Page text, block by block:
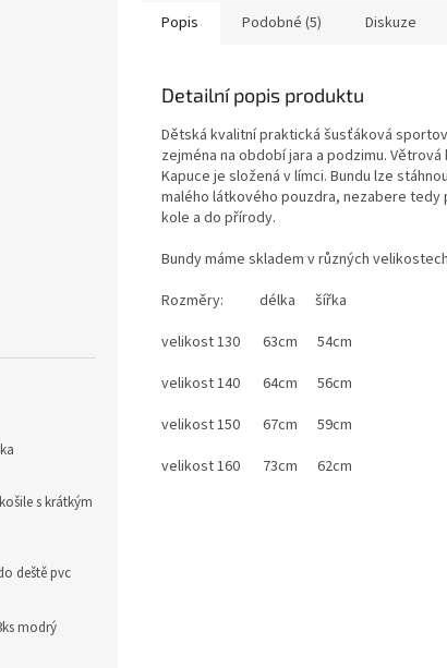
s krátkým
deště pvc
modrý
Popis Podobné (5) Diskuze
Detailní popis produktu
Dětská kvalitní praktická šusťáková
zejména na období jara a podzimu.
Kapuce je složená v límci. Bundu lze
malého látkového pouzdra, nezabere tedy
kole a do přírody.
Bundy máme skladem v různých
Rozměry: délka šířka
velikost 130 63cm 54cm
velikost 140 64cm 56cm
velikost 150 67cm 59cm
velikost 160 73cm 62cm